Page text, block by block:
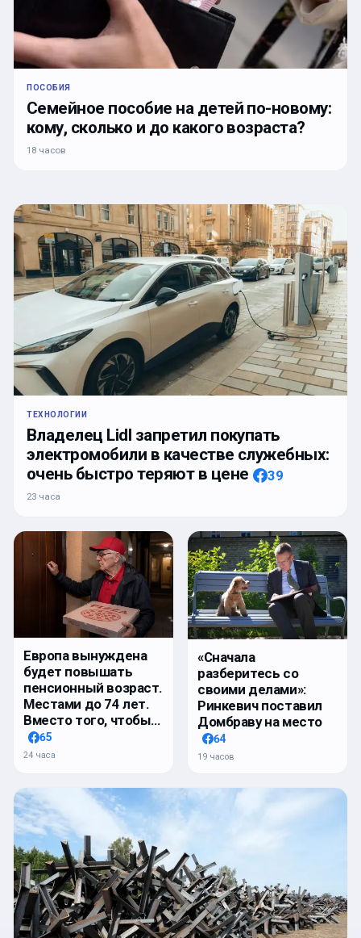
ПОСОБИЯ
Семейное пособие на детей по-новому:
кому, сколько и до какого возраста?
18 часов
ТЕХНОЛОГИИ
Владелец Lidl запретил покупать
электромобили в качестве служебных:
очень быстро теряют в цене
39
23 часа
Европа вынуждена
будет повышать
пенсионный возраст.
Местами до 74 лет.
Вместо того, чтобы…
65
24 часа
«Сначала
разберитесь со
своими делами»:
Ринкевич поставил
Домбраву на место
64
19 часов